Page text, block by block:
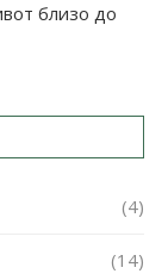
близо до
(4)
(14)